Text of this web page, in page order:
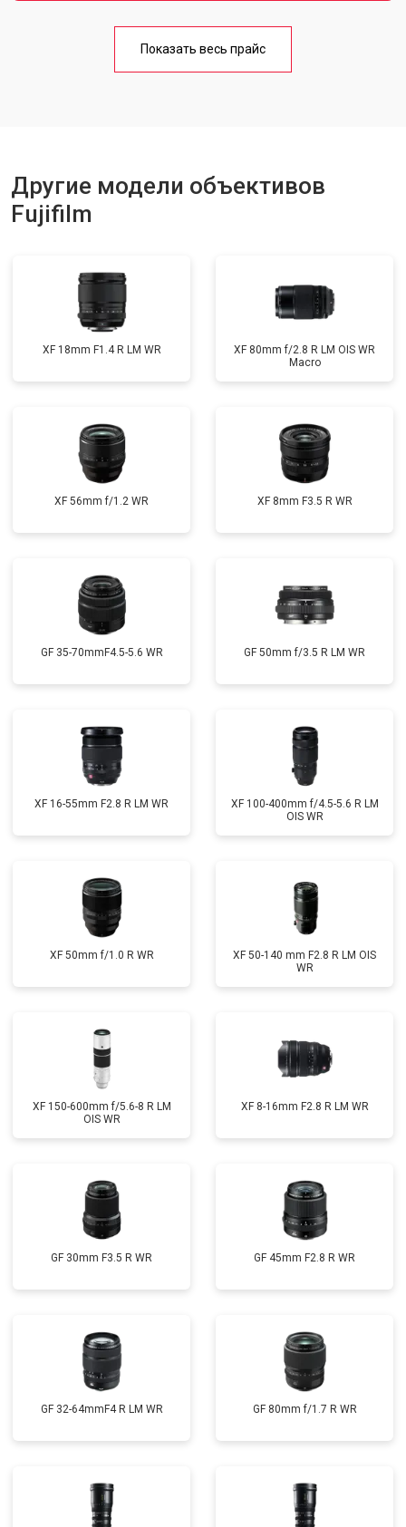
Показать весь прайс
Другие модели объективов
Fujifilm
XF 18mm F1.4 R LM WR
XF 80mm f/2.8 R LM OIS WR
Macro
XF 56mm f/1.2 WR XF 8mm F3.5 R WR
GF 35-70mmF4.5-5.6 WR GF 50mm f/3.5 R LM WR
XF 16-55mm F2.8 R LM WR
XF 100-400mm f/4.5-5.6 R LM
OIS WR
XF 50mm f/1.0 R WR
XF 50-140 mm F2.8 R LM OIS
WR
XF 150-600mm f/5.6-8 R LM
OIS WR
XF 8-16mm F2.8 R LM WR
GF 30mm F3.5 R WR GF 45mm F2.8 R WR
GF 32-64mmF4 R LM WR GF 80mm f/1.7 R WR